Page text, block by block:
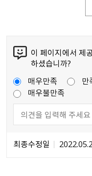
이 페이지에서 제
하셨습니까?
매우만족
만
매우불만족
최종수정일